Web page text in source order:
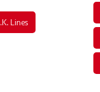
Lines